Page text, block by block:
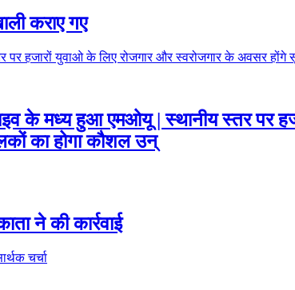
कराए गए
के मध्य हुआ एमओयू | स्थानीय स्तर पर
का होगा कौशल उन्
ने की कार्रवाई